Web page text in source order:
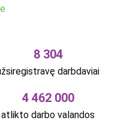
8 304
darbdaviai
4 462 000
atlikto darbo valandos